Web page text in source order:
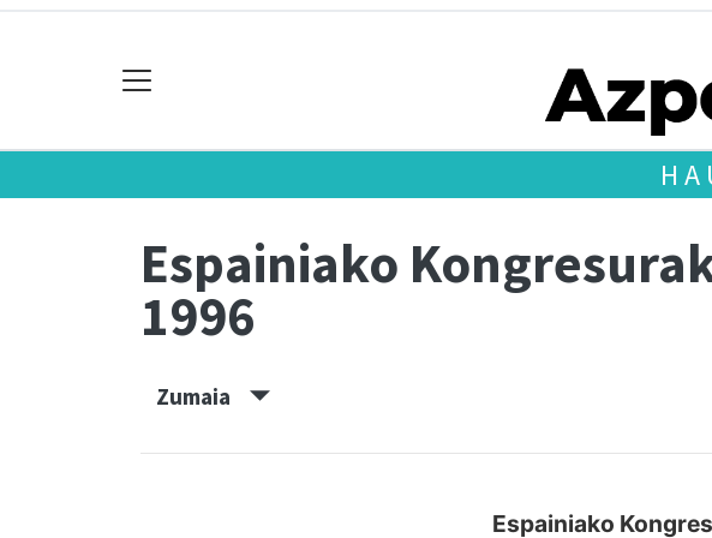
Espainiako
1996
Zumaia
Espainiako